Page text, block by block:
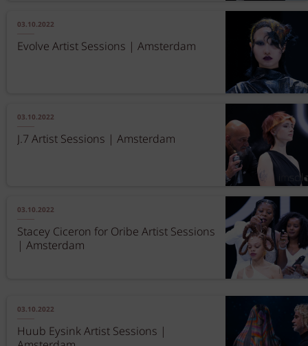
03.10.2022
Evolve Artist Sessions | Amsterdam
03.10.2022
J.7 Artist Sessions | Amsterdam
03.10.2022
Stacey Ciceron for Oribe Artist Sessions
| Amsterdam
03.10.2022
Huub Eysink Artist Sessions |